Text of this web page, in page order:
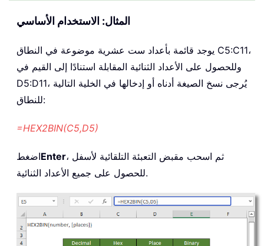
المثال: الاستخدام الأساسي
يوجد قائمة بأعداد ست عشرية موضوعة في النطاق C5:C11،
وللحصول على الأعداد الثنائية المقابلة استنادًا إلى القيم في
D5:D11، يُرجى نسخ الصيغة أدناه أو إدخالها في الخلية التالية
للنطاق:
=HEX2BIN(C5,D5)
اضغطEnter، ثم اسحب مقبض التعبئة التلقائية لأسفل
للحصول على جميع الأعداد الثنائية.